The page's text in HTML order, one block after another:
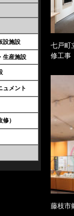
設施設
生産施設
ュメント
）
七戸町
修工事
藤枝市